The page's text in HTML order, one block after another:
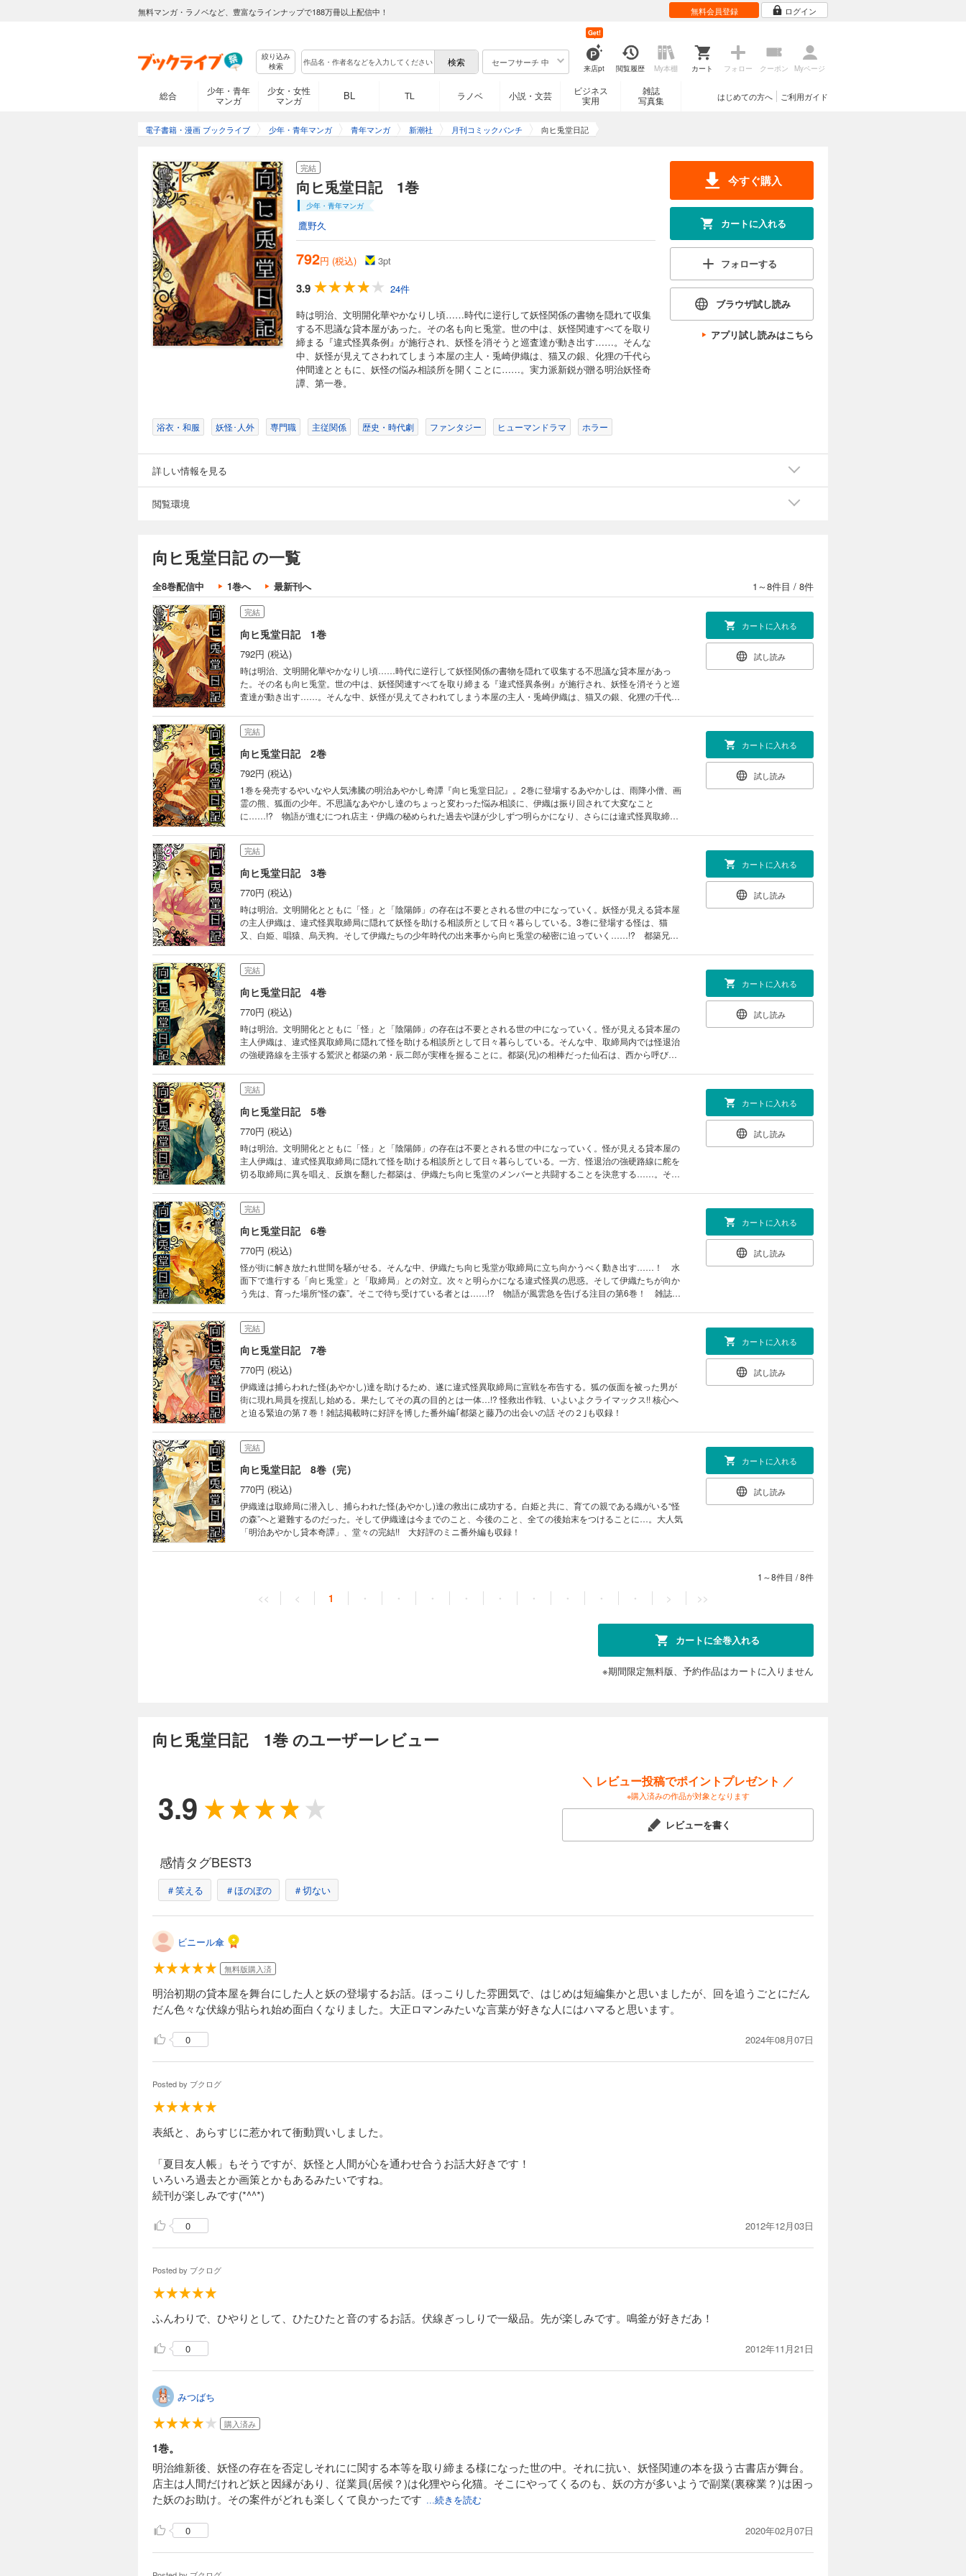
無料マンガ・ラノベなど、豊富なラインナップで188万冊以上配信中！ 無料会員登録 ログイン
絞り込み
検索
セーフサーチ 中
来店pt
Get!
閲覧履歴 My本棚 カート フォロー クーポン Myページ
総合
少年・青年
マンガ
少女・女性
マンガ
BL TL ラノベ 小説・文芸
ビジネス
実用
雑誌
写真集
ご利用ガイド
はじめての方へ
電子書籍・漫画 ブックライブ 少年・青年マンガ 青年マンガ 新潮社 月刊コミックバンチ 向ヒ兎堂日記
完結
向ヒ兎堂日記 1巻
少年・青年マンガ
鷹野久
792円 (税込) 3pt
3.9
24件
時は明治、文明開化華やかなりし頃……時代に逆行して妖怪関係の書物を隠れて収集
する不思議な貸本屋があった。その名も向ヒ兎堂。世の中は、妖怪関連すべてを取り
締まる『違式怪異条例』が施行され、妖怪を消そうと巡査達が動き出す……。そんな
中、妖怪が見えてさわれてしまう本屋の主人・兎崎伊織は、猫又の銀、化狸の千代ら
仲間達とともに、妖怪の悩み相談所を開くことに……。実力派新鋭が贈る明治妖怪奇
譚、第一巻。
今すぐ購入
カートに入れる
フォローする
ブラウザ試し読み
アプリ試し読みはこちら
浴衣・和服 妖怪･人外 専門職 主従関係 歴史・時代劇 ファンタジー ヒューマンドラマ ホラー
詳しい情報を見る
閲覧環境
向ヒ兎堂日記 の一覧
全8巻配信中 1巻へ 最新刊へ 1～8件目 / 8件
完結
向ヒ兎堂日記 1巻
792円 (税込)
時は明治、文明開化華やかなりし頃……時代に逆行して妖怪関係の書物を隠れて収集する不思議な貸本屋があっ
た。その名も向ヒ兎堂。世の中は、妖怪関連すべてを取り締まる『違式怪異条例』が施行され、妖怪を消そうと巡
査達が動き出す……。そんな中、妖怪が見えてさわれてしまう本屋の主人・兎崎伊織は、猫又の銀、化狸の千代ら
カートに入れる
試し読み
完結
向ヒ兎堂日記 2巻
792円 (税込)
1巻を発売するやいなや人気沸騰の明治あやかし奇譚『向ヒ兎堂日記』。2巻に登場するあやかしは、雨降小僧、画
霊の熊、狐面の少年。不思議なあやかし達のちょっと変わった悩み相談に、伊織は振り回されて大変なこと
に……!? 物語が進むにつれ店主・伊織の秘められた過去や謎が少しずつ明らかになり、さらには違式怪異取締局
い活躍もお楽しみください!
カートに入れる
試し読み
完結
向ヒ兎堂日記 3巻
770円 (税込)
時は明治。文明開化とともに「怪」と「陰陽師」の存在は不要とされる世の中になっていく。妖怪が見える貸本屋
の主人伊織は、違式怪異取締局に隠れて妖怪を助ける相談所として日々暮らしている。3巻に登場する怪は、猫
又、白姫、唱猿、烏天狗。そして伊織たちの少年時代の出来事から向ヒ兎堂の秘密に迫っていく……!? 都築兄弟
カートに入れる
試し読み
完結
向ヒ兎堂日記 4巻
770円 (税込)
時は明治。文明開化とともに「怪」と「陰陽師」の存在は不要とされる世の中になっていく。怪が見える貸本屋の
主人伊織は、違式怪異取締局に隠れて怪を助ける相談所として日々暮らしている。そんな中、取締局内では怪退治
の強硬路線を主張する鷲沢と都築の弟・辰二郎が実権を握ることに。都築(兄)の相棒だった仙石は、西から呼び戻
カートに入れる
試し読み
完結
向ヒ兎堂日記 5巻
770円 (税込)
時は明治。文明開化とともに「怪」と「陰陽師」の存在は不要とされる世の中になっていく。怪が見える貸本屋の
主人伊織は、違式怪異取締局に隠れて怪を助ける相談所として日々暮らしている。一方、怪退治の強硬路線に舵を
切る取締局に異を唱え、反旗を翻した都築は、伊織たち向ヒ兎堂のメンバーと共闘することを決意する……。そん
カートに入れる
試し読み
完結
向ヒ兎堂日記 6巻
770円 (税込)
怪が街に解き放たれ世間を騒がせる。そんな中、伊織たち向ヒ兎堂が取締局に立ち向かうべく動き出す……！ 水
面下で進行する「向ヒ兎堂」と「取締局」との対立。次々と明らかになる違式怪異の思惑。そして伊織たちが向か
う先は、育った場所“怪の森”。そこで待ち受けている者とは……!? 物語が風雲急を告げる注目の第6巻！ 雑誌掲
カートに入れる
試し読み
完結
向ヒ兎堂日記 7巻
770円 (税込)
伊織達は捕らわれた怪(あやかし)達を助けるため、遂に違式怪異取締局に宣戦を布告する。狐の仮面を被った男が
街に現れ局員を撹乱し始める。果たしてその真の目的とは一体…!? 怪救出作戦、いよいよクライマックス!! 核心へ
と迫る緊迫の第７巻！雑誌掲載時に好評を博した番外編｢都築と藤乃の出会いの話 その２｣も収録！
カートに入れる
試し読み
完結
向ヒ兎堂日記 8巻（完）
770円 (税込)
伊織達は取締局に潜入し、捕らわれた怪(あやかし)達の救出に成功する。白姫と共に、育ての親である織がいる“怪
の森”へと避難するのだった。そして伊織達は今までのこと、今後のこと、全ての後始末をつけることに…。大人気
「明治あやかし貸本奇譚」、堂々の完結!! 大好評のミニ番外編も収録！
カートに入れる
試し読み
1～8件目 /8件
<< < 1 ・ ・ ・ ・ ・ ・ ・ ・ ・ > >>
カートに全巻入れる
※期間限定無料版、予約作品はカートに入りません
向ヒ兎堂日記 1巻 のユーザーレビュー
3.9
＼ レビュー投稿でポイントプレゼント ／
※購入済みの作品が対象となります
レビューを書く
感情タグBEST3
＃笑える ＃ほのぼの ＃切ない
ビニール傘
無料版購入済
明治初期の貸本屋を舞台にした人と妖の登場するお話。ほっこりした雰囲気で、はじめは短編集かと思いましたが、回を追うごとにだん
だん色々な伏線が貼られ始め面白くなりました。大正ロマンみたいな言葉が好きな人にはハマると思います。
0 2024年08月07日
Posted by ブクログ
表紙と、あらすじに惹かれて衝動買いしました。
「夏目友人帳」もそうですが、妖怪と人間が心を通わせ合うお話大好きです！
いろいろ過去とか画策とかもあるみたいですね。
続刊が楽しみです(*^^*)
0 2012年12月03日
Posted by ブクログ
ふんわりで、ひやりとして、ひたひたと音のするお話。伏線ぎっしりで一級品。先が楽しみです。鳴釜が好きだあ！
0 2012年11月21日
みつばち
購入済み
1巻。
明治維新後、妖怪の存在を否定しそれにに関する本等を取り締まる様になった世の中。それに抗い、妖怪関連の本を扱う古書店が舞台。
店主は人間だけれど妖と因縁があり、従業員(居候？)は化狸やら化猫。そこにやってくるのも、妖の方が多いようで副業(裏稼業？)は困っ
た妖のお助け。その案件がどれも楽しくて良かったです ...続きを読む
0 2020年02月07日